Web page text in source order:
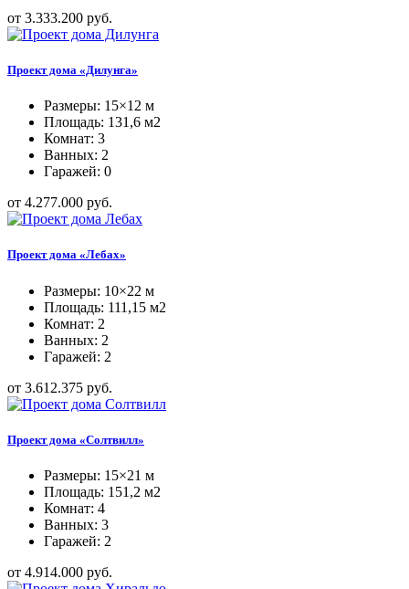
от 3.333.200 руб.
Проект дома «Дилунга»
Размеры: 15×12 м
Площадь: 131,6 м2
Комнат: 3
Ванных: 2
Гаражей: 0
от 4.277.000 руб.
Проект дома «Лебах»
Размеры: 10×22 м
Площадь: 111,15 м2
Комнат: 2
Ванных: 2
Гаражей: 2
от 3.612.375 руб.
Проект дома «Солтвилл»
Размеры: 15×21 м
Площадь: 151,2 м2
Комнат: 4
Ванных: 3
Гаражей: 2
от 4.914.000 руб.